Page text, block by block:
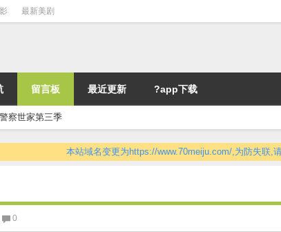
最新美剧
留言板 最近更新 ?app下载
警察世家第三季
本站域名变更为https://www.70meiju.com/,为防失联,
0